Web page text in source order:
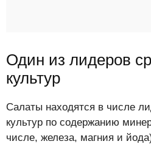
Один из лидеров
культур
Салаты находятся в числе
культур по содержанию
числе, железа, магния и